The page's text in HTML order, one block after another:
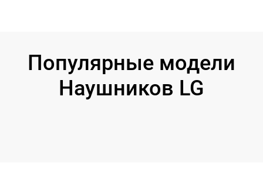
Популярные модели
Наушников LG